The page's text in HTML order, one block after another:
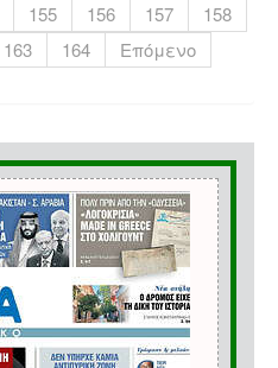
155 156 157
158
163 164
Επόμενο